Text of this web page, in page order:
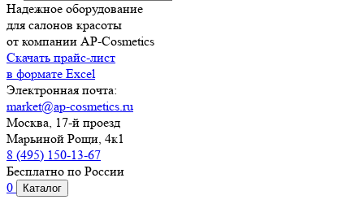
Надежное оборудование
для салонов красоты
от компании AP-Cosmetics
Скачать прайс-лист
в формате Excel
Электронная почта:
market@ap-cosmetics.ru
Москва, 17-й проезд
Марьиной Рощи, 4к1
8 (495) 150-13-67
Бесплатно по России
0
Каталог